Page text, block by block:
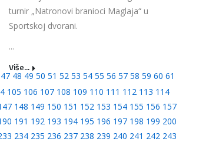
turnir „Natronovi branioci Maglaja“ u
Sportskoj dvorani.
...
Više...
47 48 49 50 51 52 53 54 55 56 57 58 59 60 61
105 106 107 108 109 110 111 112 113 114
148 149 150 151 152 153 154 155 156 157
191 192 193 194 195 196 197 198 199 200
234 235 236 237 238 239 240 241 242 243